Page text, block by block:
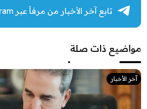
تابع آخر الأخبار من مرفأ عبر Telegram
مواضيع ذات صلة
آخر الأخبار